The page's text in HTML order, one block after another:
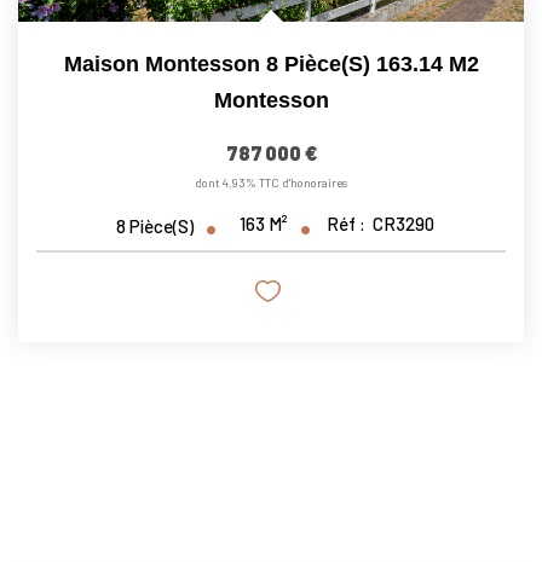
Maison Montesson 8 Pièce(s) 163.14 M2
Montesson
787 000 €
dont 4,93% TTC d'honoraires
8Pièce(s) 163 M² Réf : CR3290